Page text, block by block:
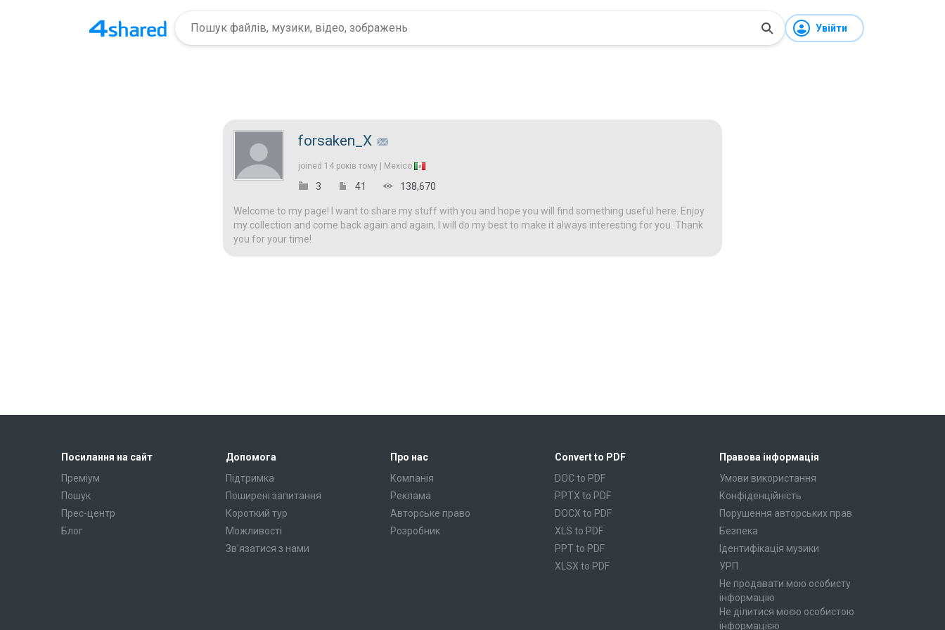
Увійти
forsaken_X
joined 14 років тому | Mexico
3 41 138,670
Welcome to my page! I want to share my stuff with you and hope you will find something useful here. Enjoy
my collection and come back again and again, I will do my best to make it always interesting for you. Thank
you for your time!
Посилання на сайт
Преміум
Пошук
Прес-центр
Блог
Допомога
Підтримка
Поширені запитання
Короткий тур
Можливості
Зв'язатися з нами
Про нас
Компанія
Реклама
Авторське право
Розробник
Convert to PDF
DOC to PDF
PPTX to PDF
DOCX to PDF
XLS to PDF
PPT to PDF
XLSX to PDF
Правова інформація
Умови використання
Конфіденційність
Порушення авторських прав
Безпека
Ідентифікація музики
УРП
Не продавати мою особисту
інформацію
Не ділитися моєю особистою
інформацією